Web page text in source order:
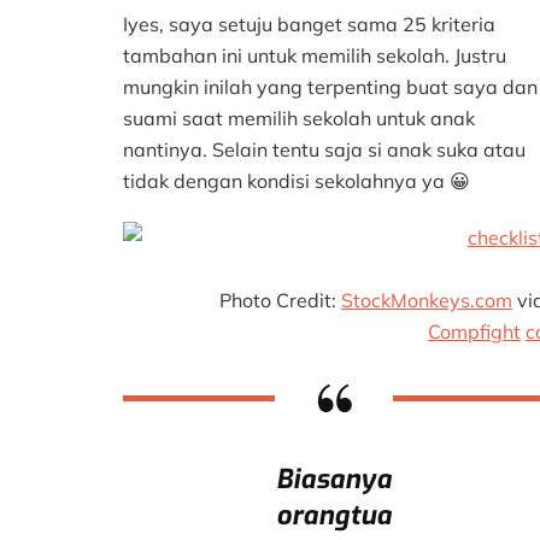
Iyes, saya setuju banget sama 25 kriteria
tambahan ini untuk memilih sekolah. Justru
mungkin inilah yang terpenting buat saya dan
suami saat memilih sekolah untuk anak
nantinya. Selain tentu saja si anak suka atau
tidak dengan kondisi sekolahnya ya 😀
Photo Credit: StockMonkeys.com
Compfight
Biasanya
orangtua